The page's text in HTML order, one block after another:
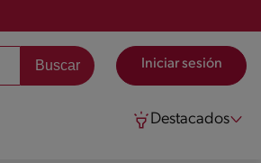
Iniciar sesión
Destacados